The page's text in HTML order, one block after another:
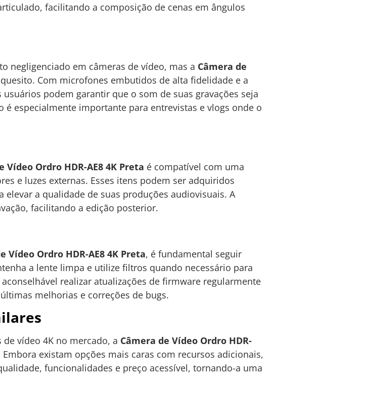
facilitando a composição de cenas em ângulos
negligenciado em câmeras de vídeo, mas a Câmera de
Com microfones embutidos de alta fidelidade e a
podem garantir que o som de suas gravações seja
especialmente importante para entrevistas e vlogs onde o
Vídeo Ordro HDR-AE8 4K Preta é compatível com uma
e luzes externas. Esses itens podem ser adquiridos
a qualidade de suas produções audiovisuais. A
facilitando a edição posterior.
Vídeo Ordro HDR-AE8 4K Preta, é fundamental seguir
a lente limpa e utilize filtros quando necessário para
realizar atualizações de firmware regularmente
melhorias e correções de bugs.
vídeo 4K no mercado, a Câmera de Vídeo Ordro HDR-
existam opções mais caras com recursos adicionais,
funcionalidades e preço acessível, tornando-a uma